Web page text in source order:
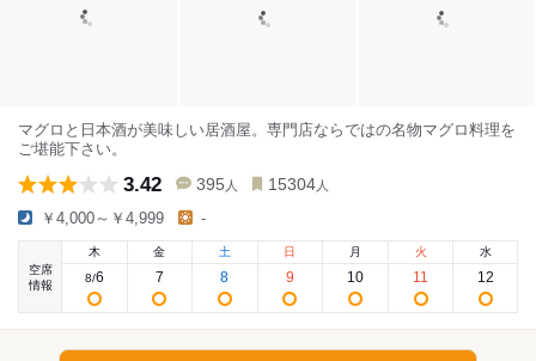
マグロと日本酒が美味しい居酒屋。専門店ならではの名物マグロ料理を
ご堪能下さい。
3.42 395 人 15304 人
￥4,000～￥4,999 -
空席
情報
木
8/6
金
7
土
8
日
9
月
10
火
11
水
12